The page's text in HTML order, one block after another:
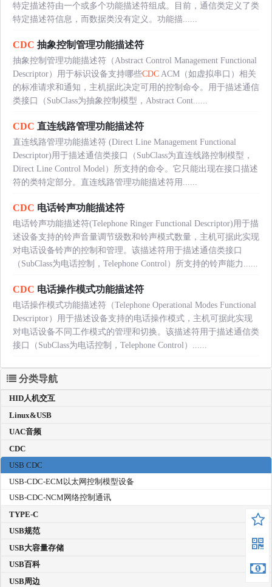
特定描述符由一个或多个功能描述符组成。目前，通信类定义了类
特定描述符信息，而数据类没有定义。功能描......
CDC 抽象控制管理功能描述符
抽象控制管理功能描述符（Abstract Control Management Functional
Descriptor）用于标识设备支持哪些CDC ACM（如虚拟串口）相关
的标准请求和通知，主机据此决定可用的控制命令。用于描述通信
类接口（SubClass为抽象控制模型，Abstract Cont......
CDC 直连线路管理功能描述符
直连线路管理功能描述符 (Direct Line Management Functional
Descriptor)用于描述通信类接口（SubClass为直连线路控制模型，
Direct Line Control Model）所支持的命令。它只能出现在接口描述
符的类特定部分。直连线路管理功能描述符用......
CDC 电话铃声功能描述符
电话铃声功能描述符(Telephone Ringer Functional Descriptor)用于描
述设备支持的铃声音量调节级数和铃声模式数量，主机可据此实现
对电话设备铃声的控制和管理。该描述符用于描述通信类接口
（SubClass为电话控制，Telephone Control）所支持的铃声能力......
CDC 电话操作模式功能描述符
电话操作模式功能描述符（Telephone Operational Modes Functional
Descriptor）用于描述设备支持的电话操作模式，主机可据此实现
对电话设备不同工作模式的管理和切换。该描述符用于描述通信类
接口（SubClass为电话控制，Telephone Control）......
分类导航
HID人机交互
Linux&USB
UAC音频
CDC
USB CDC
USB-CDC-ECM以太网控制模型设备
USB-CDC-NCM网络控制通讯
TYPE-C
USB规范
USB大容量存储
USB百科
USB周边